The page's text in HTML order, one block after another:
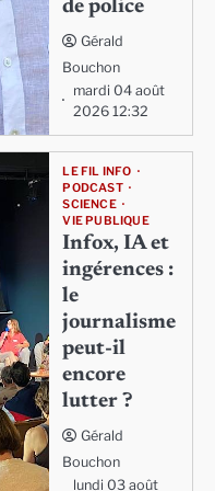
de police
Gérald
Bouchon
mardi 04 août
2026 12:32
LE FIL INFO
PODCAST
SCIENCE
VIE PUBLIQUE
Infox, IA et
ingérences :
le
journalisme
peut-il
encore
lutter ?
Gérald
Bouchon
lundi 03 août